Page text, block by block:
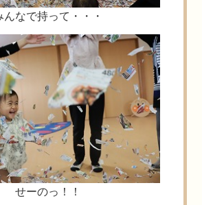
んなで持って・・・
せーのっ！！